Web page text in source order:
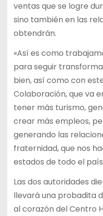
ventas que se logre
sino también en las
obtendrán.
«Así es como
para seguir
bien, así como con
Colaboración, que va
tener más turismo,
crear más empleos,
generando las
fraternidad, que nos
estados de todo el
Las dos autoridades
llevará una probadita
al corazón del Centro